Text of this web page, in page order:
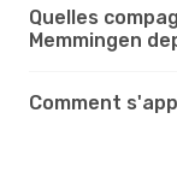
Quelles
Memmingen
Comment